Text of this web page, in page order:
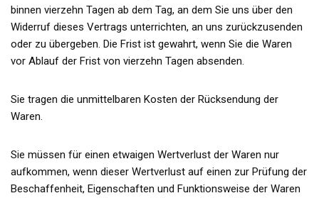
binnen vierzehn Tagen ab dem Tag, an dem Sie uns über den
Widerruf dieses Vertrags unterrichten, an uns zurückzusenden
oder zu übergeben. Die Frist ist gewahrt, wenn Sie die Waren
vor Ablauf der Frist von vierzehn Tagen absenden.
Sie tragen die unmittelbaren Kosten der Rücksendung der
Waren.
Sie müssen für einen etwaigen Wertverlust der Waren nur
aufkommen, wenn dieser Wertverlust auf einen zur Prüfung der
Beschaffenheit, Eigenschaften und Funktionsweise der Waren